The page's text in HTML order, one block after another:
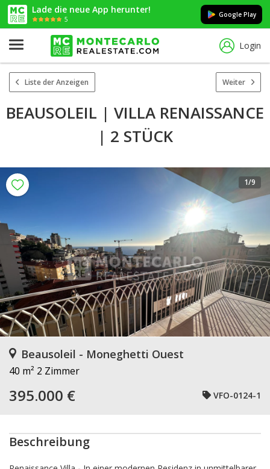
Lade die neue App herunter!
5
Google Play
Login
Liste der Anzeigen Weiter
BEAUSOLEIL | VILLA RENAISSANCE
| 2 STÜCK
1/9
Beausoleil - Moneghetti Ouest
40 m² 2 Zimmer
395.000 € VFO-0124-1
Beschreibung